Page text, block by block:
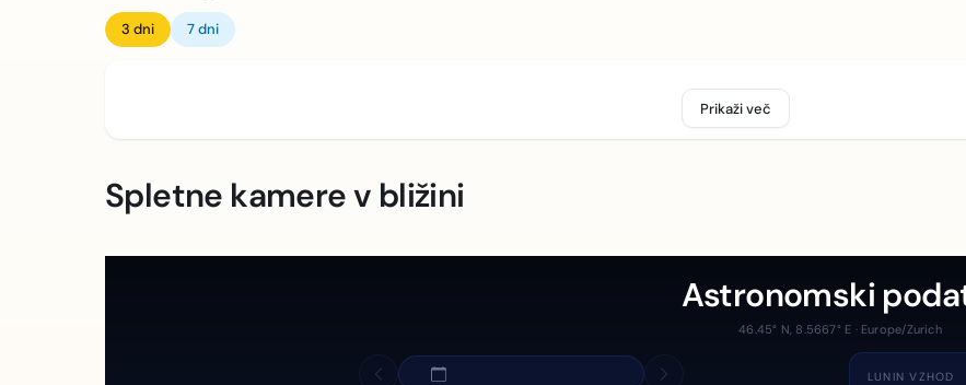
3 dni 7 dni
Prikaži več
Spletne kamere v bližini
Astronomski
46.45° N, 8.5667° E · Europe/Zurich
LUNIN VZHOD